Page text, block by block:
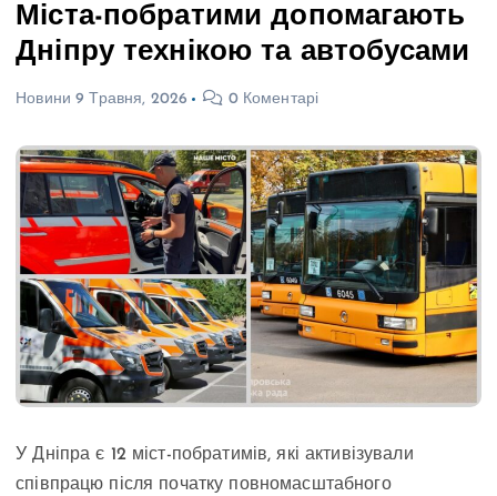
Міста-побратими допомагають
Дніпру технікою та автобусами
Новини 9 Травня, 2026 0 Коментарі
У Дніпра є 12 міст-побратимів, які активізували
співпрацю після початку повномасштабного